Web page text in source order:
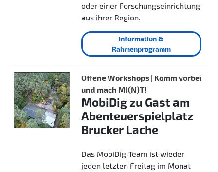
oder einer Forschungseinrichtung
aus ihrer Region.
Information &
Rahmenprogramm
Offene Workshops | Komm vorbei
und mach MI(N)T!
MobiDig zu Gast am
Abenteuerspielplatz
Brucker Lache
Das MobiDig‑Team ist wieder
jeden letzten Freitag im Monat